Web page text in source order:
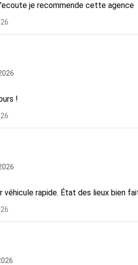
je recommende cette agence
!
véhicule rapide. État des lieux bien